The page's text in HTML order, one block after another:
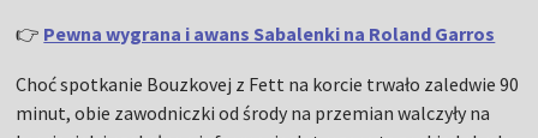
👉 Pewna wygrana i awans Sabalenki na Roland Garros
Choć spotkanie Bouzkovej z Fett na korcie trwało zaledwie 90
minut, obie zawodniczki od środy na przemian walczyły na